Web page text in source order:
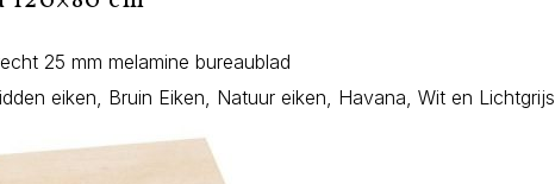
25 mm melamine bureaublad
eiken, Bruin Eiken, Natuur eiken, Havana, Wit en Lichtgrijs